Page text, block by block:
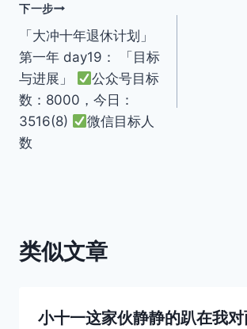
章
导
航
下一步
「大冲十年退休计划」
第一年 day19： 「目标
与进展」
公众号目标
数：8000，今日：
3516(8)
微信目标人
数
类似文章
小十一这家伙静静的趴在我